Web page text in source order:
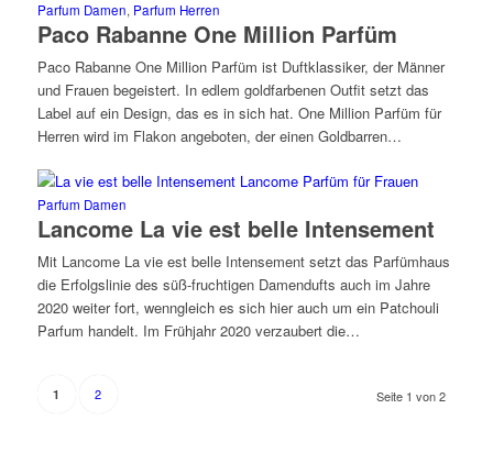
Parfum Damen, Parfum Herren
Paco Rabanne One Million Parfüm
Paco Rabanne One Million Parfüm ist Duftklassiker, der Männer
und Frauen begeistert. In edlem goldfarbenen Outfit setzt das
Label auf ein Design, das es in sich hat. One Million Parfüm für
Herren wird im Flakon angeboten, der einen Goldbarren…
Parfum Damen
Lancome La vie est belle Intensement
Mit Lancome La vie est belle Intensement setzt das Parfümhaus
die Erfolgslinie des süß-fruchtigen Damendufts auch im Jahre
2020 weiter fort, wenngleich es sich hier auch um ein Patchouli
Parfum handelt. Im Frühjahr 2020 verzaubert die…
Seite 1 von 2
1 2